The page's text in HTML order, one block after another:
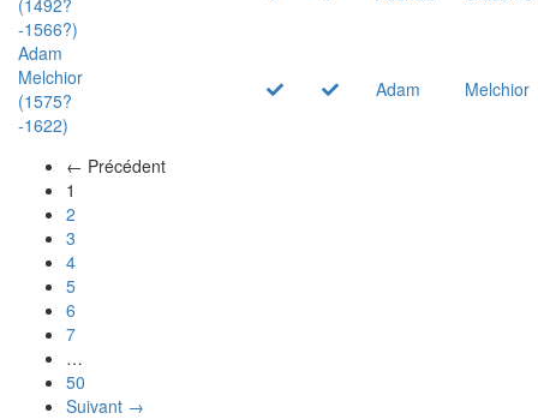
-1566?)
Adam
Melchior
(1575?
-1622)
Adam Melchior
← Précédent
1
2
3
4
5
6
7
…
50
Suivant →